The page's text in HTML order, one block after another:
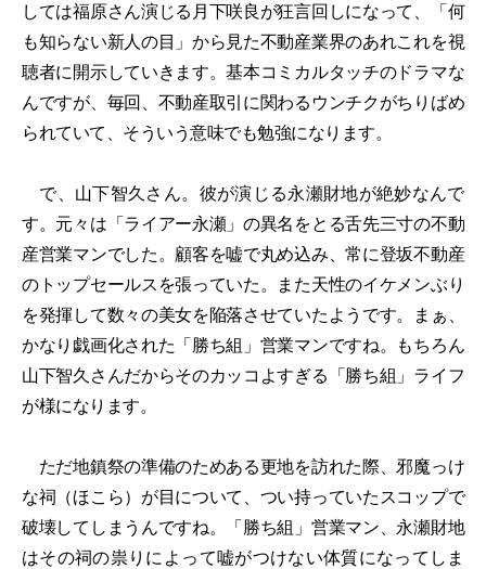
しては福原さん演じる月下咲良が狂言回しになって、「何
も知らない新人の目」から見た不動産業界のあれこれを視
聴者に開示していきます。基本コミカルタッチのドラマな
んですが、毎回、不動産取引に関わるウンチクがちりばめ
られていて、そういう意味でも勉強になります。
で、山下智久さん。彼が演じる永瀬財地が絶妙なんで
す。元々は「ライアー永瀬」の異名をとる舌先三寸の不動
産営業マンでした。顧客を嘘で丸め込み、常に登坂不動産
のトップセールスを張っていた。また天性のイケメンぶり
を発揮して数々の美女を陥落させていたようです。まぁ、
かなり戯画化された「勝ち組」営業マンですね。もちろん
山下智久さんだからそのカッコよすぎる「勝ち組」ライフ
が様になります。
ただ地鎮祭の準備のためある更地を訪れた際、邪魔っけ
な祠（ほこら）が目について、つい持っていたスコップで
破壊してしまうんですね。「勝ち組」営業マン、永瀬財地
はその祠の祟りによって嘘がつけない体質になってしま